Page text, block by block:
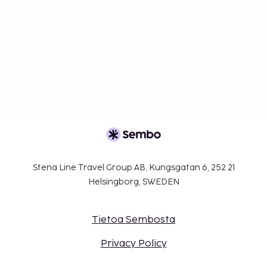
Stena Line Travel Group AB, Kungsgatan 6, 252 21
Helsingborg, SWEDEN
Tietoa Sembosta
Privacy Policy